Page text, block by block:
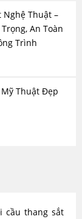
Nghệ Thuật –
An Toàn
Trình
Mỹ Thuật Đẹp
cầu thang sắt